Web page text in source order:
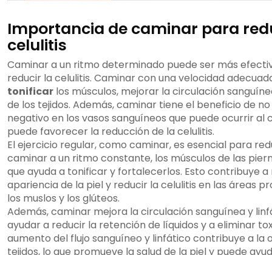
Importancia de caminar para
celulitis
Caminar a un ritmo determinado puede ser más
reducir la celulitis. Caminar con una velocidad
tonificar los músculos, mejorar la circulación
de los tejidos. Además, caminar tiene el beneficio de
negativo en los vasos sanguíneos que puede ocurrir al
puede favorecer la reducción de la celulitis.
El ejercicio regular, como caminar, es esencial para
caminar a un ritmo constante, los músculos de las
que ayuda a tonificar y fortalecerlos. Esto contribuye
apariencia de la piel y reducir la celulitis en las áreas
los muslos y los glúteos.
Además, caminar mejora la circulación sanguínea y
ayudar a reducir la retención de líquidos y a eliminar
aumento del flujo sanguíneo y linfático contribuye a la
tejidos, lo que promueve la salud de la piel y puede